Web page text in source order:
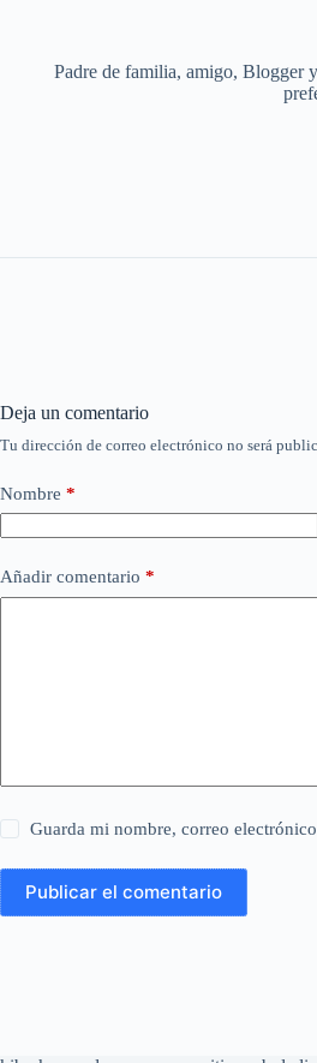
Padre de familia, amigo, Blogger
Deja un comentario
Tu dirección de correo electrónico no será
Nombre *
Añadir comentario *
Guarda mi nombre, correo
Publicar el comentario